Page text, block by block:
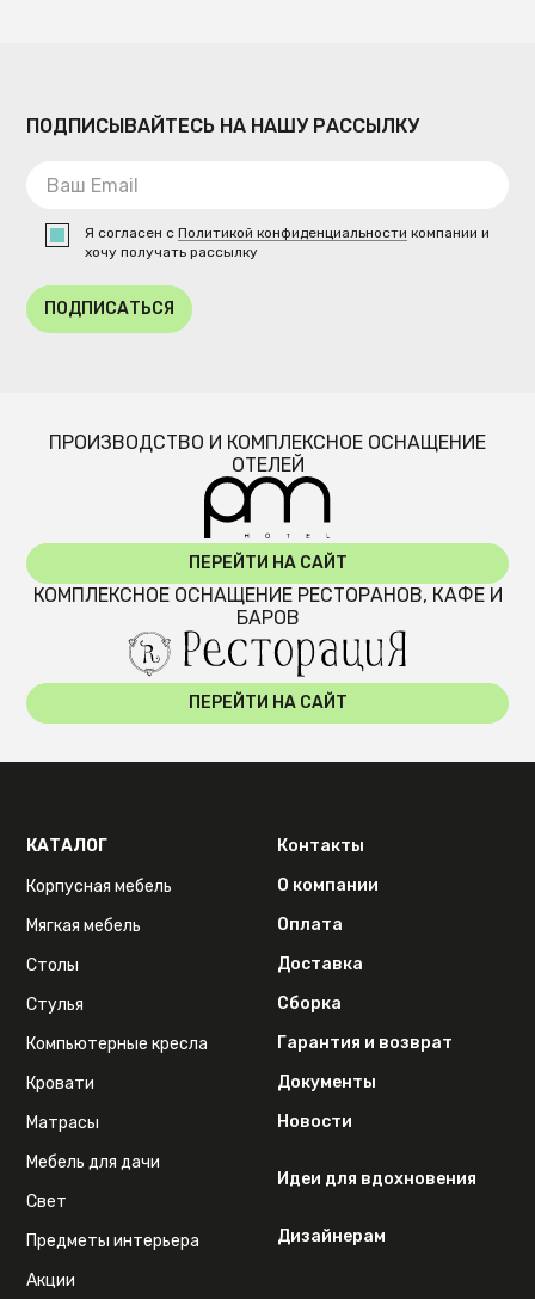
ПОДПИСЫВАЙТЕСЬ НА НАШУ РАССЫЛКУ
Я согласен сПолитикой конфиденциальности компании и
хочу получать рассылку
ПОДПИСАТЬСЯ
ПРОИЗВОДСТВО И КОМПЛЕКСНОЕ ОСНАЩЕНИЕ
ОТЕЛЕЙ
ПЕРЕЙТИ НА САЙТ
КОМПЛЕКСНОЕ ОСНАЩЕНИЕ РЕСТОРАНОВ, КАФЕ И
БАРОВ
ПЕРЕЙТИ НА САЙТ
КАТАЛОГ
Корпусная мебель
Мягкая мебель
Столы
Стулья
Компьютерные кресла
Кровати
Матрасы
Мебель для дачи
Свет
Предметы интерьера
Акции
Контакты
О компании
Оплата
Доставка
Сборка
Гарантия и возврат
Документы
Новости
Идеи для вдохновения
Дизайнерам